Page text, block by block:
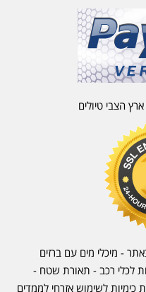
הצבי טיולים
- מיכלי מים עם ברזים
לכלי רכב - תאורת שטח -
כימיות לשימוש אזרחי לממדים